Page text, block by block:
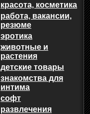
красота, косметика
работа, вакансии,
резюме
эротика
животные и
растения
детские товары
знакомства для
интима
софт
развлечения